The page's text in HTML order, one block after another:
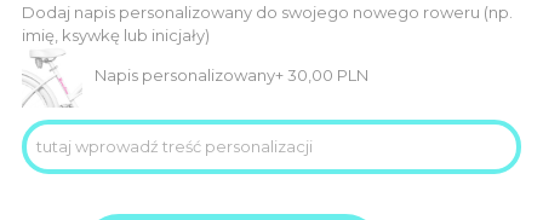
Dodaj napis personalizowany do swojego nowego roweru (np.
imię, ksywkę lub inicjały)
Napis personalizowany+ 30,00 PLN